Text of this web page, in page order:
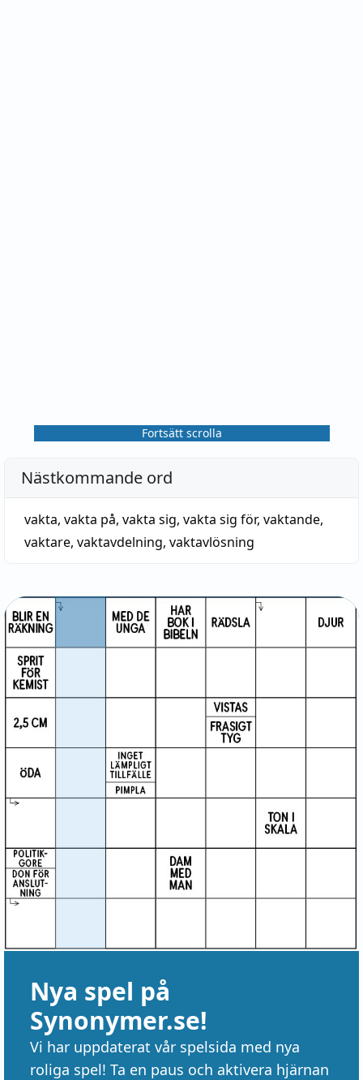
Fortsätt scrolla
Nästkommande ord
vakta, vakta på, vakta sig, vakta sig för, vaktande,
vaktare, vaktavdelning, vaktavlösning
Nya spel på
Synonymer.se!
Vi har uppdaterat vår spelsida med nya
roliga spel! Ta en paus och aktivera hjärnan